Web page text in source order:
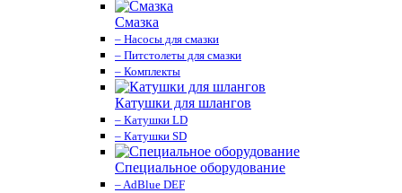
Смазка
– Насосы для смазки
– Питстолеты для смазки
– Комплекты
Катушки для шлангов
– Катушки LD
– Катушки SD
Специальное оборудование
– AdBlue DEF